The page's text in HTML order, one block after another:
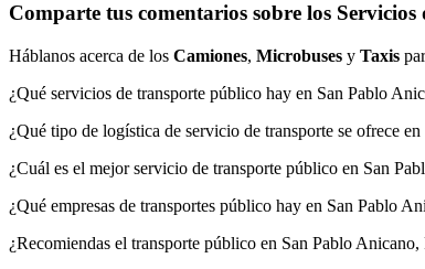
Comparte tus comentarios sobre los
Háblanos acerca de los Camiones, Microbuses y Taxis
¿Qué servicios de transporte público hay en San Pablo
¿Qué tipo de logística de servicio de transporte se ofrece
¿Cuál es el mejor servicio de transporte público en San
¿Qué empresas de transportes público hay en San Pablo
¿Recomiendas el transporte público en San Pablo Anicano,